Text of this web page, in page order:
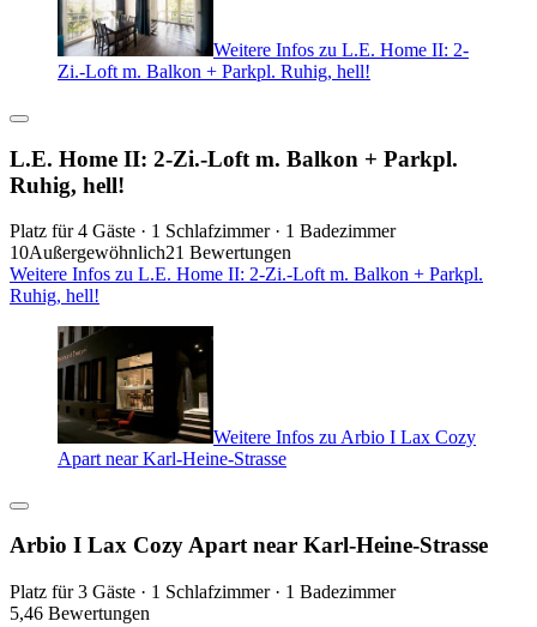
Weitere Infos zu L.E. Home II: 2-
Zi.-Loft m. Balkon + Parkpl. Ruhig, hell!
L.E. Home II: 2-Zi.-Loft m. Balkon + Parkpl.
Ruhig, hell!
Platz für 4 Gäste · 1 Schlafzimmer · 1 Badezimmer
10Außergewöhnlich21 Bewertungen
Weitere Infos zu L.E. Home II: 2-Zi.-Loft m. Balkon + Parkpl.
Ruhig, hell!
Weitere Infos zu Arbio I Lax Cozy
Apart near Karl-Heine-Strasse
Arbio I Lax Cozy Apart near Karl-Heine-Strasse
Platz für 3 Gäste · 1 Schlafzimmer · 1 Badezimmer
5,46 Bewertungen